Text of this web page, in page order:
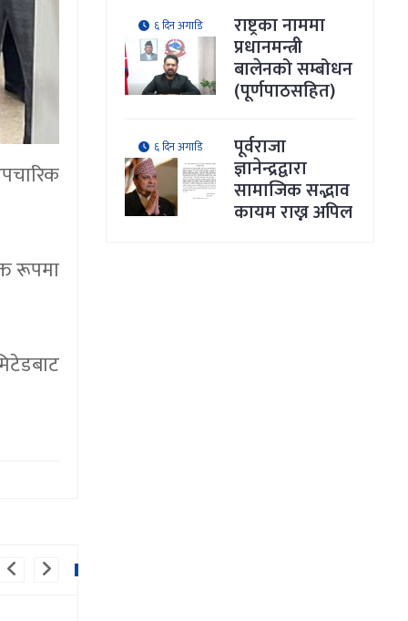
रूपमा
६ दिन अगाडि राष्ट्रका नाममा
प्रधानमन्त्री
बालेनको सम्बोधन
(पूर्णपाठसहित)
६ दिन अगाडि पूर्वराजा
ज्ञानेन्द्रद्वारा
सामाजिक सद्भाव
कायम राख्न अपिल